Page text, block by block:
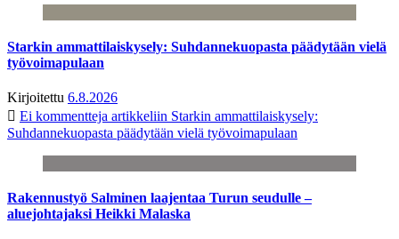
Starkin ammattilaiskysely: Suhdannekuopasta päädytään vielä
työvoimapulaan
Kirjoitettu 6.8.2026
Ei kommentteja artikkeliin Starkin ammattilaiskysely:
Suhdannekuopasta päädytään vielä työvoimapulaan
Rakennustyö Salminen laajentaa Turun seudulle –
aluejohtajaksi Heikki Malaska